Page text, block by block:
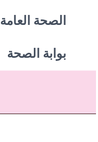
تخطيالصحة العامة
بوابة الصحة